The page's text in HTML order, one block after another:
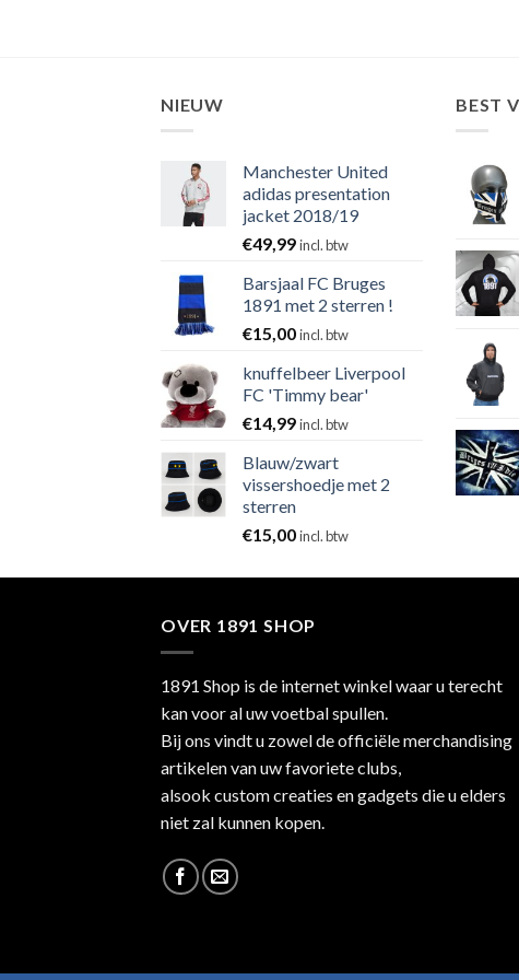
NIEUW
Manchester United
adidas presentation
jacket 2018/19
€49,99incl. btw
Barsjaal FC Bruges
1891 met 2 sterren !
€15,00incl. btw
knuffelbeer Liverpool
FC 'Timmy bear'
€14,99incl. btw
Blauw/zwart
vissershoedje met 2
sterren
€15,00incl. btw
BEST
OVER 1891 SHOP
1891 Shop is de internet winkel waar u terecht
kan voor al uw voetbal spullen.
Bij ons vindt u zowel de officiële merchandising
artikelen van uw favoriete clubs,
alsook custom creaties en gadgets die u elders
niet zal kunnen kopen.